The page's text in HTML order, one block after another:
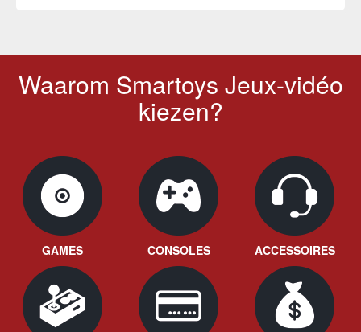
Waarom Smartoys Jeux-vidéo
kiezen?
GAMES CONSOLES ACCESSOIRES